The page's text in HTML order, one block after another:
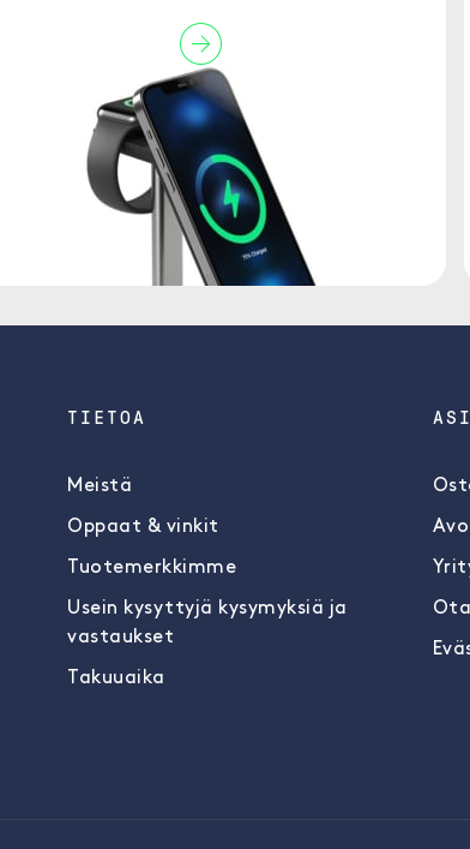
TIETOA
Meistä
Oppaat & vinkit
Tuotemerkkimme
Usein kysyttyjä kysymyksiä ja
vastaukset
Takuuaika